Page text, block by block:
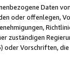
Daten
oder offenlegen,
zuständigen
oder Vorschriften,